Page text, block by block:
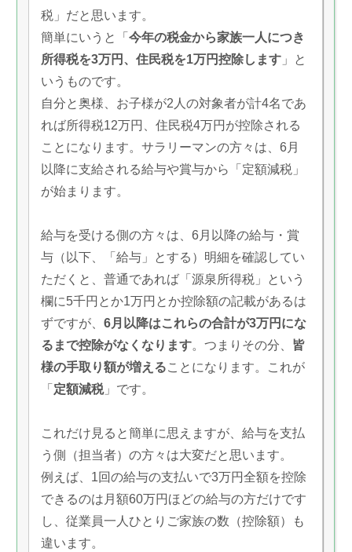
税」だと思います。
簡単にいうと「今年の税金から家族一人につき
所得税を3万円、住民税を1万円控除します 」と
いうものです。
自分と奥様、お子様が2人の対象者が計4名であ
れば所得税12万円、住民税4万円が控除される
ことになります。サラリーマンの方々は、6月
以降に支給される給与や賞与から「定額減税」
が始まります。
給与を受ける側の方々は、6月以降の給与・賞
与（以下、「給与」とする）明細を確認してい
ただくと、普通であれば「源泉所得税」という
欄に5千円とか1万円とか控除額の記載があるは
ずですが、6月以降はこれらの合計が3万円にな
るまで控除がなくなります。つまりその分、 皆
様の手取り額が増えることになります。これが
「 定額減税」です。
これだけ見ると簡単に思えますが、給与を支払
う側（担当者）の方々は大変だと思います。
例えば、1回の給与の支払いで3万円全額を控除
できるのは月額60万円ほどの給与の方だけです
し、従業員一人ひとりご家族の数（控除額）も
違います。